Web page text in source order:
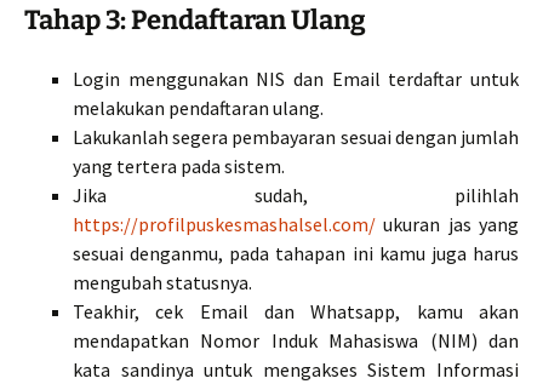
Tahap 3: Pendaftaran Ulang
Login menggunakan NIS dan Email terdaftar untuk
melakukan pendaftaran ulang.
Lakukanlah segera pembayaran sesuai dengan jumlah
yang tertera pada sistem.
Jika sudah, pilihlah
https://profilpuskesmashalsel.com/ ukuran jas yang
sesuai denganmu, pada tahapan ini kamu juga harus
mengubah statusnya.
Teakhir, cek Email dan Whatsapp, kamu akan
mendapatkan Nomor Induk Mahasiswa (NIM) dan
kata sandinya untuk mengakses Sistem Informasi